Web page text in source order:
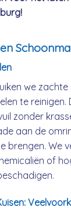
we
te reinigen.
zonder
aan de
brengen. We
of